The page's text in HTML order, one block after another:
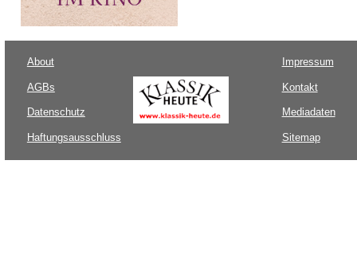
About
AGBs
Datenschutz
Haftungsausschluss
Impressum
Kontakt
Mediadaten
Sitemap